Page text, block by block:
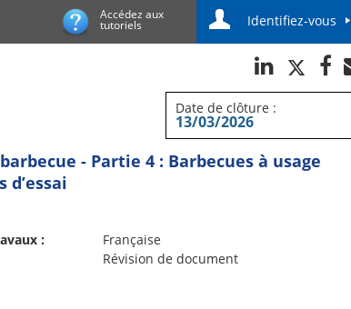
Accédez aux
tutoriels Identifiez-vous
Date de clôture :
13/03/2026
- Partie 4 : Barbecues à usage
:
Française
Révision de document